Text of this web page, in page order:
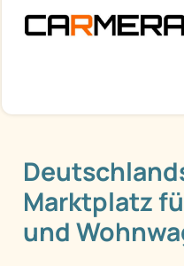
Marktplatz
und